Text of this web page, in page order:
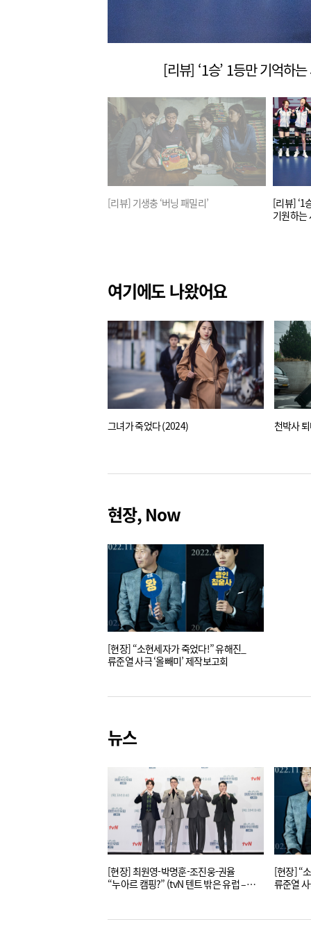
[리뷰] 기생충 ‘버닝 패밀리’
[리뷰] ‘1
기원하는
여기에도 나왔어요
그녀가 죽었다 (2024) 천박사
현장, Now
[현장] “소현세자가 죽었다!” 유해진_
류준열 사극 ‘올빼미’ 제작보고회
뉴스
[현장] 최원영-박명훈-조진웅-권율
“누아르 캠핑?” (tvN 텐트 밖은 유럽 –
[현장] “
류준열